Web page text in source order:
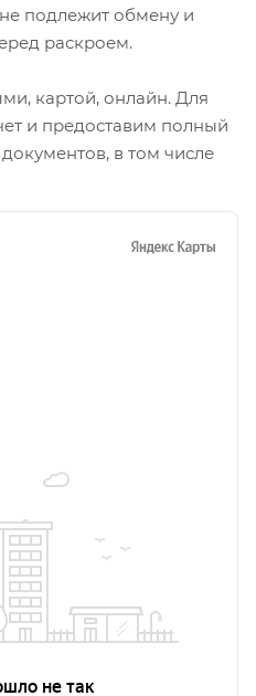
подлежит обмену и
раскроем.
картой, онлайн. Для
и предоставим полный
в том числе